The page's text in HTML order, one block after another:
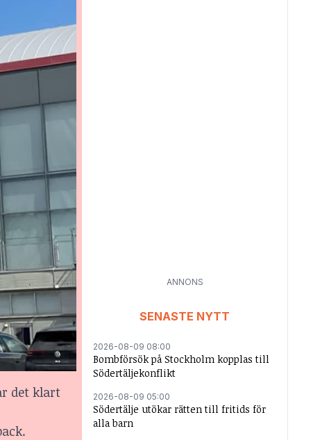
det klart
ANNONS
SENASTE NYTT
2026-08-09 08:00
Bombförsök på Stockholm kopplas till
Södertäljekonflikt
2026-08-09 05:00
Södertälje utökar rätten till fritids för
alla barn